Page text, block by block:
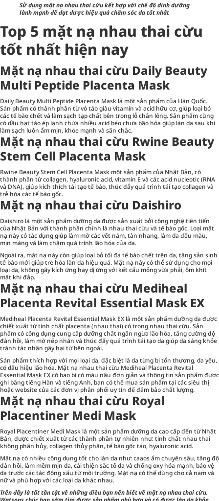
Sử dụng mặt nạ nhau thai cừu kết hợp với chế độ dinh dưỡng
lành mạnh để đạt được hiệu quả chăm sóc da tốt nhất
Top 5 mặt nạ nhau thai cừu
tốt nhất hiện nay
Mặt nạ nhau thai cừu Daily Beauty
Multi Peptide Placenta Mask
Daily Beauty Multi Peptide Placenta Mask là một sản phẩm của Hàn Quốc.
Sản phẩm có thành phần từ vỏ táo giàu vitamin và acid hữu cơ, giúp loại bỏ
các tế bào chết và làm sạch tạp chất bên trong lỗ chân lông. Sản phẩm cũng
có dầu hạt táo ép lạnh chứa nhiều acid béo chưa bão hòa giúp làn da sau khi
làm sạch luôn ẩm mịn, khỏe mạnh và săn chắc.
Mặt nạ nhau thai cừu Rwine Beauty
Stem Cell Placenta Mask
Rwine Beauty Stem Cell Placenta Mask một sản phẩm của Nhật Bản, có
thành phần từ collagen, hyaluronic acid, vitamin E và các acid nucleotic (RNA
và DNA), giúp kích thích tái tạo tế bào, thúc đẩy quá trình tái tạo collagen và
trẻ hóa các tế bào gốc.
Mặt nạ nhau thai cừu Daishiro
Daishiro là một sản phẩm dưỡng da được sản xuất bởi công nghệ tiên tiến
của Nhật Bản với thành phần chính là nhau thai cừu và tế bào gốc. Loại mặt
nạ này có tác dụng giúp làm mờ các vết nám, tàn nhang, làm da đều màu,
mịn màng và làm chậm quá trình lão hóa của da.
Ngoài ra, mặt nạ này còn giúp loại bỏ tối đa tế bào chết trên da, tăng sản sinh
tế bào mới giúp trẻ hóa làn da hiệu quả. Mặt nạ này có thể sử dụng cho mọi
loại da, không gây kích ứng hay dị ứng với kết cấu mỏng vừa phải, ôm khít
mặt khi đắp.
Mặt nạ nhau thai cừu Mediheal
Placenta Revital Essential Mask EX
Mediheal Placenta Revital Essential Mask EX là một sản phẩm dưỡng da được
chiết xuất từ tinh chất placenta (nhau thai) có trong nhau thai cừu. Sản
phẩm có công dụng cung cấp dưỡng chất ngăn ngừa lão hóa, tăng cường độ
đàn hồi, làm mờ nếp nhăn và thúc đẩy quá trình tái tạo da giúp da sáng khỏe
tránh tác nhân gây hại từ bên ngoài.
Sản phẩm thích hợp với mọi loại da, đặc biệt là da từng bị tổn thương, da yếu,
có dấu hiệu lão hóa. Mặt nạ nhau thai cừu Mediheal Placenta Revital
Essential Mask EX có bao bì có màu nâu đơn giản và thông tin sản phẩm được
ghi bằng tiếng Hàn và tiếng Anh, bạn có thể mua sản phẩm tại các siêu thị
hoặc website của các đơn vị phân phối uy tín để đảm bảo chất lượng.
Mặt nạ nhau thai cừu Royal
Placentiner Medi Mask
Royal Placentiner Medi Mask là một sản phẩm dưỡng da cao cấp đến từ Nhật
Bản, được chiết xuất từ các thành phần tự nhiên như: tinh chất nhau thai
không phân hủy, collagen thủy phân, tế bào gốc táo, hyaluronic acid.
Mặt nạ có nhiều công dụng tốt cho làn da như: caaos ẩm chuyên sâu, tăng độ
đàn hồi, làm mềm mịn da, cải thiện sắc tố da và chống oxy hóa mạnh, bảo vệ
da trước các tác động xấu từ môi trường. Mặt nạ có thể dùng cho cả nam và
nữ và phù hợp với các loại da khác nhau.
Trên đây là tất tần tật về những điều bạn nên biết về mặt nạ nhau thai cừu.